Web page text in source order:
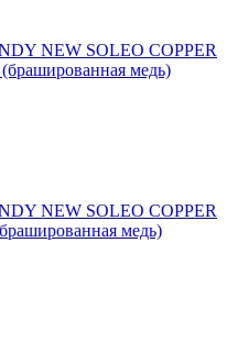
NEW SOLEO COPPER
медь)
NEW SOLEO COPPER
медь)